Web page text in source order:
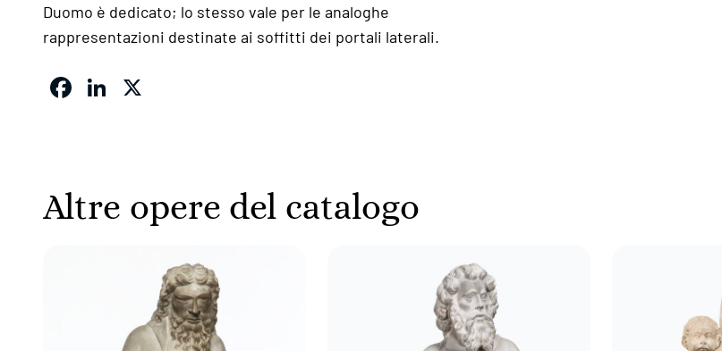
Duomo è dedicato; lo stesso vale per le analoghe
rappresentazioni destinate ai soffitti dei portali laterali.
Facebook
LinkedIn
Altre opere del catalogo